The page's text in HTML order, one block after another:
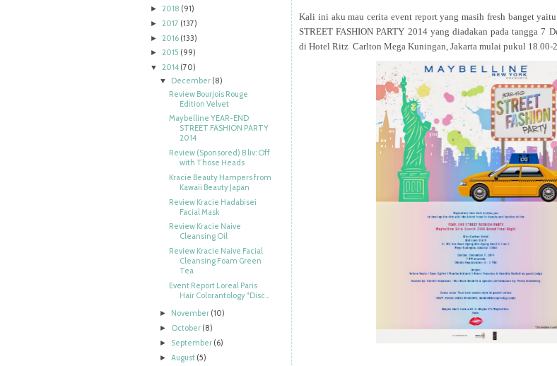
► 2018 (91)
► 2017 (137)
► 2016 (133)
► 2015 (99)
▼ 2014 (70)
▼ December (8)
Review Bourjois Rouge
Edition Velvet
Maybelline YEAR-END
STREET FASHION PARTY
2014
Review (Sponsored) B.liv: Off
with Those Heads
Kracie Beauty Hampers from
Kawaii Beauty Japan
Review Kracie Hadabisei
Facial Mask
Review Kracie Naive
Cleansing Oil
Review Kracie Naive Facial
Cleansing Foam Green
Tea
Event Report Loreal Paris
Hair Colorantology "Disc...
► November (10)
► October (8)
► September (6)
► August (5)
Kali ini aku mau cerita event report yang masih fresh banget
STREET FASHION PARTY 2014 yang diadakan pada tangga 7
di Hotel Ritz Carlton Mega Kuningan, Jakarta mulai pukul 18.00-